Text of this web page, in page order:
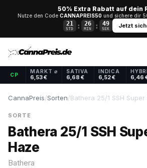
50% Extra Rabatt auf dein
Nutze den Code CANNAPREIS50und sichere dir
21
STD : 26
MIN : 48
SEK Jetzt
CP
MARKT ⌀
6,53 €
SATIVA
6,68 €
INDICA
6,52 € 6,46
CannaPreis/Sorten/Bathera 25/1 SSH
SORTE
Bathera 25/1 SSH
Haze
Bathera